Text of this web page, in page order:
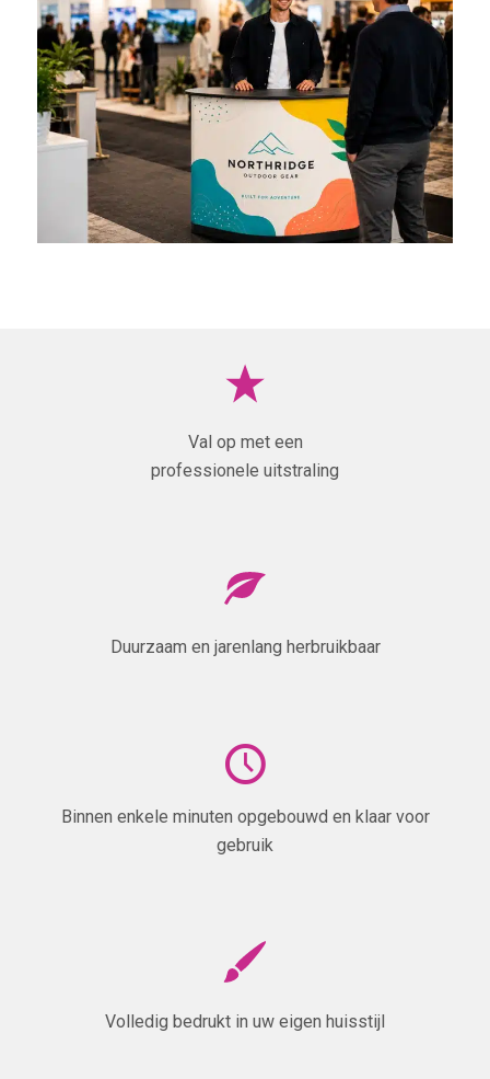
Val op met een
professionele uitstraling
Duurzaam en jarenlang herbruikbaar
Binnen enkele minuten opgebouwd en klaar voor
gebruik
Volledig bedrukt in uw eigen huisstijl